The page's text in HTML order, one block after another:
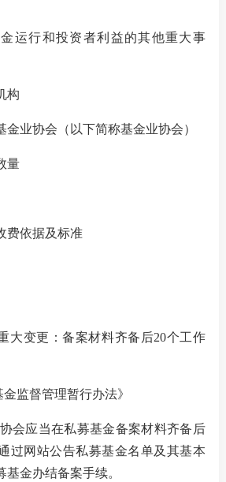
自律
国际
金运行和投资者利益的其他重大事
构
金业协会（以下简称基金业协会）
量
费依据及标准
大变更：备案材料齐备后20个工作
金监督管理暂行办法》
会应当在私募基金备案材料齐备后
过网站公告私募基金名单及其基本
金办结备案手续。